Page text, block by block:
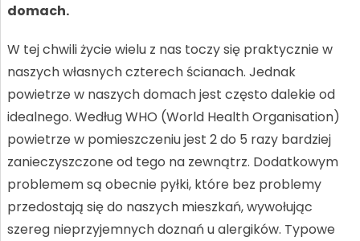
domach.
W tej chwili życie wielu z nas toczy się praktycznie w
naszych własnych czterech ścianach. Jednak
powietrze w naszych domach jest często dalekie od
idealnego. Według WHO (World Health Organisation)
powietrze w pomieszczeniu jest 2 do 5 razy bardziej
zanieczyszczone od tego na zewnątrz. Dodatkowym
problemem są obecnie pyłki, które bez problemy
przedostają się do naszych mieszkań, wywołując
szereg nieprzyjemnych doznań u alergików. Typowe